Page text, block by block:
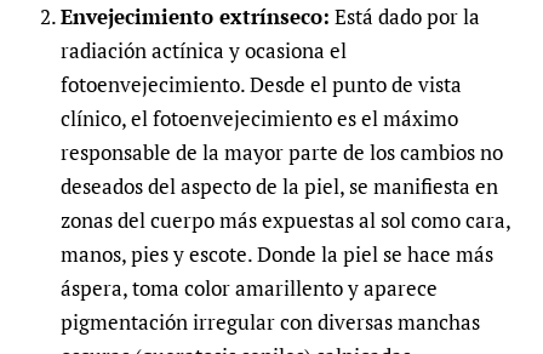
Envejecimiento extrínseco: Está dado por la
radiación actínica y ocasiona el
fotoenvejecimiento. Desde el punto de vista
clínico, el fotoenvejecimiento es el máximo
responsable de la mayor parte de los cambios no
deseados del aspecto de la piel, se manifiesta en
zonas del cuerpo más expuestas al sol como cara,
manos, pies y escote. Donde la piel se hace más
áspera, toma color amarillento y aparece
pigmentación irregular con diversas manchas